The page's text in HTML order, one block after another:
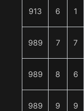
913 6 1
989 7 7
989 8 6
989 9 9